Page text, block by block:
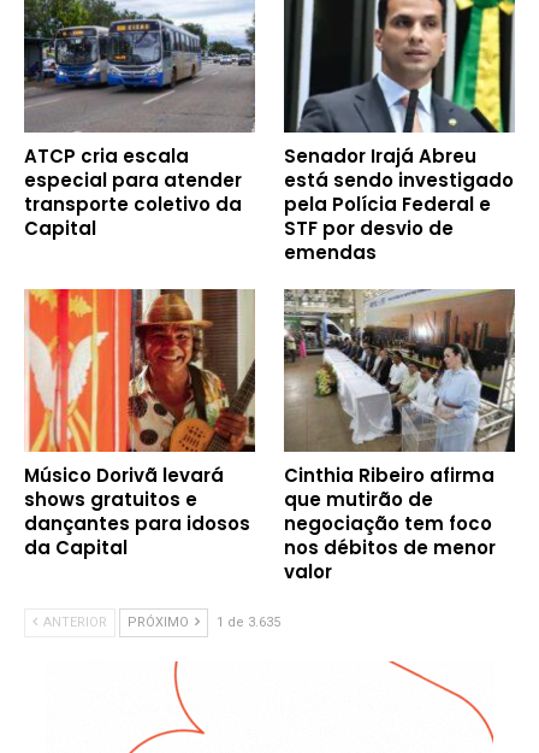
ATCP cria escala
especial para atender
transporte coletivo da
Capital
Senador Irajá Abreu
está sendo investigado
pela Polícia Federal e
STF por desvio de
emendas
Músico Dorivã levará
shows gratuitos e
dançantes para idosos
da Capital
Cinthia Ribeiro afirma
que mutirão de
negociação tem foco
nos débitos de menor
valor
ANTERIOR PRÓXIMO 1 de 3.635